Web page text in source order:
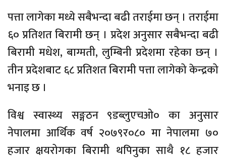
पत्ता लागेका मध्ये सबैभन्दा बढी तराईमा छन् । तराईमा
६० प्रतिशत बिरामी छन् । प्रदेश अनुसार सबैभन्दा बढी
बिरामी मधेश, बाग्मती, लुम्बिनी प्रदेशमा रहेका छन् ।
तीन प्रदेशबाट ६८ प्रतिशत बिरामी पत्ता लागेको केन्द्रको
भनाइ छ ।
विश्व स्वास्थ्य सङ्गठन ९डब्लुएचओ० का अनुसार
नेपालमा आर्थिक वर्ष २०७९र०८० मा नेपालमा ७०
हजार क्षयरोगका बिरामी थपिनुका साथै १८ हजार